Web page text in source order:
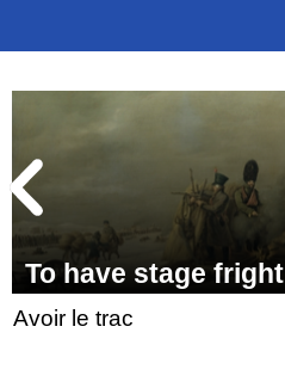
To have stage fright
Avoir le trac